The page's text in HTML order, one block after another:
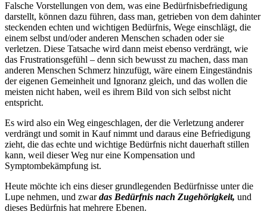
Falsche Vorstellungen von dem, was eine Bedürfnisbefriedigung
darstellt, können dazu führen, dass man, getrieben von dem dahinter
steckenden echten und wichtigen Bedürfnis, Wege einschlägt, die
einem selbst und/oder anderen Menschen schaden oder sie
verletzen. Diese Tatsache wird dann meist ebenso verdrängt, wie
das Frustrationsgefühl – denn sich bewusst zu machen, dass man
anderen Menschen Schmerz hinzufügt, wäre einem Eingeständnis
der eigenen Gemeinheit und Ignoranz gleich, und das wollen die
meisten nicht haben, weil es ihrem Bild von sich selbst nicht
entspricht.
Es wird also ein Weg eingeschlagen, der die Verletzung anderer
verdrängt und somit in Kauf nimmt und daraus eine Befriedigung
zieht, die das echte und wichtige Bedürfnis nicht dauerhaft stillen
kann, weil dieser Weg nur eine Kompensation und
Symptombekämpfung ist.
Heute möchte ich eins dieser grundlegenden Bedürfnisse unter die
Lupe nehmen, und zwardas Bedürfnis nach Zugehörigkeit, und
dieses Bedürfnis hat mehrere Ebenen.